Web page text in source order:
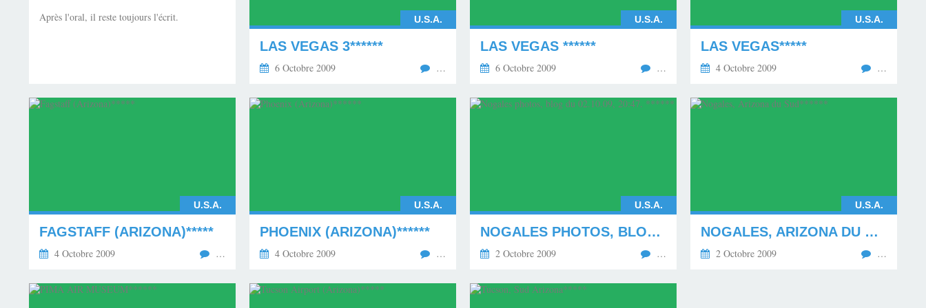
Après l'oral, il reste toujours l'écrit. U.S.A.
LAS VEGAS 3******
6 Octobre 2009 …
U.S.A.
LAS VEGAS ******
6 Octobre 2009 …
U.S.A.
LAS VEGAS*****
4 Octobre 2009 …
U.S.A.
FAGSTAFF (ARIZONA)*****
4 Octobre 2009 …
U.S.A.
PHOENIX (ARIZONA)******
4 Octobre 2009 …
U.S.A.
NOGALES PHOTOS, BLOG DU 02.10.09, 20:47. ******
2 Octobre 2009 …
U.S.A.
NOGALES, ARIZONA DU SUD******
2 Octobre 2009 …